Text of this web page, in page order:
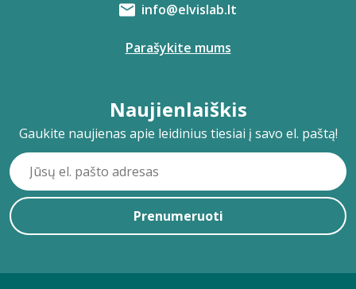
info@elvislab.lt
Parašykite mums
Naujienlaiškis
Gaukite naujienas apie leidinius tiesiai į savo el. paštą!
Prenumeruoti